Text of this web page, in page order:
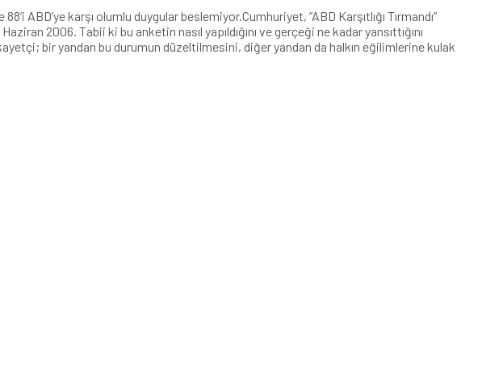
ABD’ye karşı olumlu duygular beslemiyor.Cumhuriyet, “ABD Karşıtlığı Tırmandı”
2006. Tabii ki bu anketin nasıl yapıldığını ve gerçeği ne kadar yansıttığını
bir yandan bu durumun düzeltilmesini, diğer yandan da halkın eğilimlerine kulak